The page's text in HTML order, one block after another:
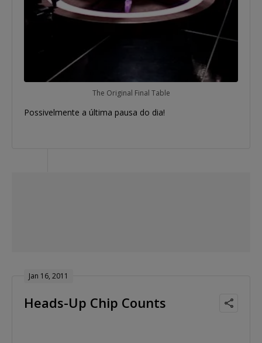
The Original Final Table
Possivelmente a última pausa do dia!
Jan 16, 2011
Heads-Up Chip Counts